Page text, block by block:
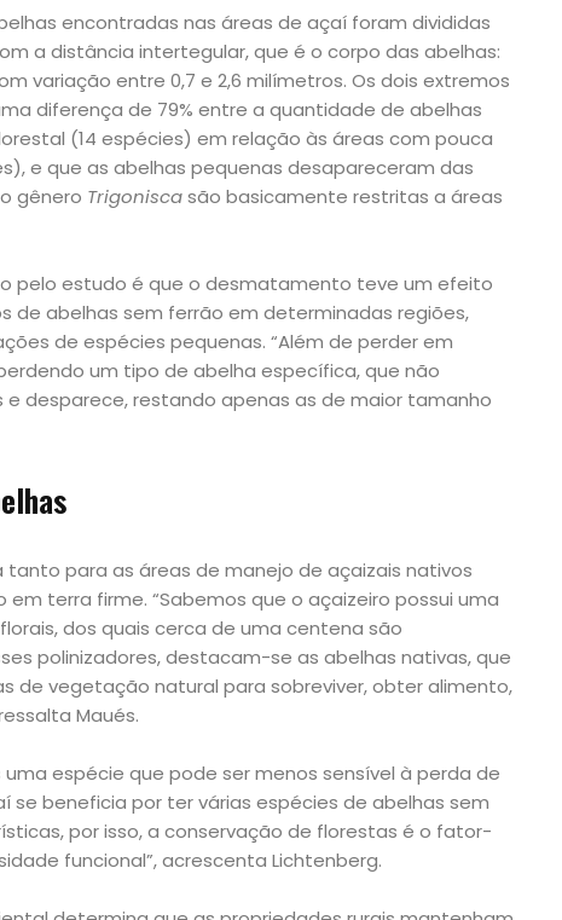
encontradas nas áreas de açaí foram divididas
a distância intertegular, que é o corpo das abelhas:
variação entre 0,7 e 2,6 milímetros. Os dois extremos
diferença de 79% entre a quantidade de abelhas
(14 espécies) em relação às áreas com pouca
e que as abelhas pequenas desapareceram das
gênero Trigoniscasão basicamente restritas a áreas
pelo estudo é que o desmatamento teve um efeito
de abelhas sem ferrão em determinadas regiões,
de espécies pequenas. “Além de perder em
um tipo de abelha específica, que não
desparece, restando apenas as de maior tamanho
para as áreas de manejo de açaizais nativos
terra firme. “Sabemos que o açaizeiro possui uma
dos quais cerca de uma centena são
polinizadores, destacam-se as abelhas nativas, que
de vegetação natural para sobreviver, obter alimento,
Maués.
espécie que pode ser menos sensível à perda de
se beneficia por ter várias espécies de abelhas sem
por isso, a conservação de florestas é o fator-
funcional”, acrescenta Lichtenberg.